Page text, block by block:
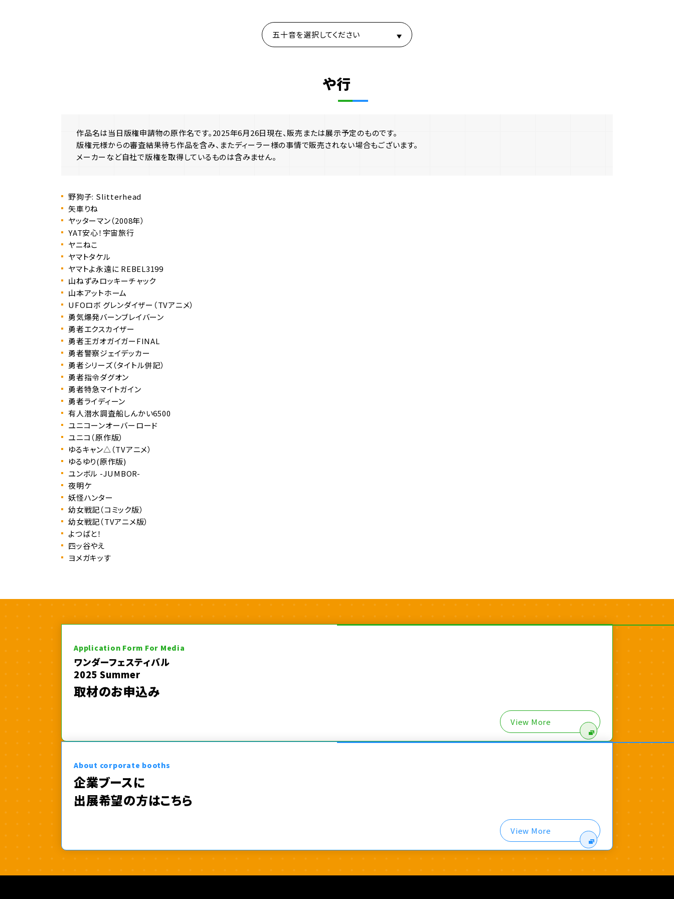
五十音を選択してください
や行
作品名は当日版権申請物の原作名です。2025年6月26日現在、販売または展示予定のものです。
版権元様からの審査結果待ち作品を含み、またディーラー様の事情で販売されない場合もございます。
メーカーなど自社で版権を取得しているものは含みません。
野狗子: Slitterhead
矢車りね
ヤッターマン（2008年）
YAT安心！宇宙旅行
ヤニねこ
ヤマトタケル
ヤマトよ永遠に REBEL3199
山ねずみロッキーチャック
山本アットホーム
UFOロボ グレンダイザー（TVアニメ）
勇気爆発バーンブレイバーン
勇者エクスカイザー
勇者王ガオガイガーFINAL
勇者警察ジェイデッカー
勇者シリーズ（タイトル併記）
勇者指令ダグオン
勇者特急マイトガイン
勇者ライディーン
有人潜水調査船しんかい6500
ユニコーンオーバーロード
ユニコ（原作版）
ゆるキャン△（TVアニメ）
ゆるゆり(原作版)
ユンボル -JUMBOR-
夜明ケ
妖怪ハンター
幼女戦記（コミック版）
幼女戦記（TVアニメ版）
よつばと！
四ッ谷やえ
ヨメガキッす
Application Form For Media
ワンダーフェスティバル
2025 Summer
取材のお申込み
View More
About corporate booths
企業ブースに
出展希望の方はこちら
View More